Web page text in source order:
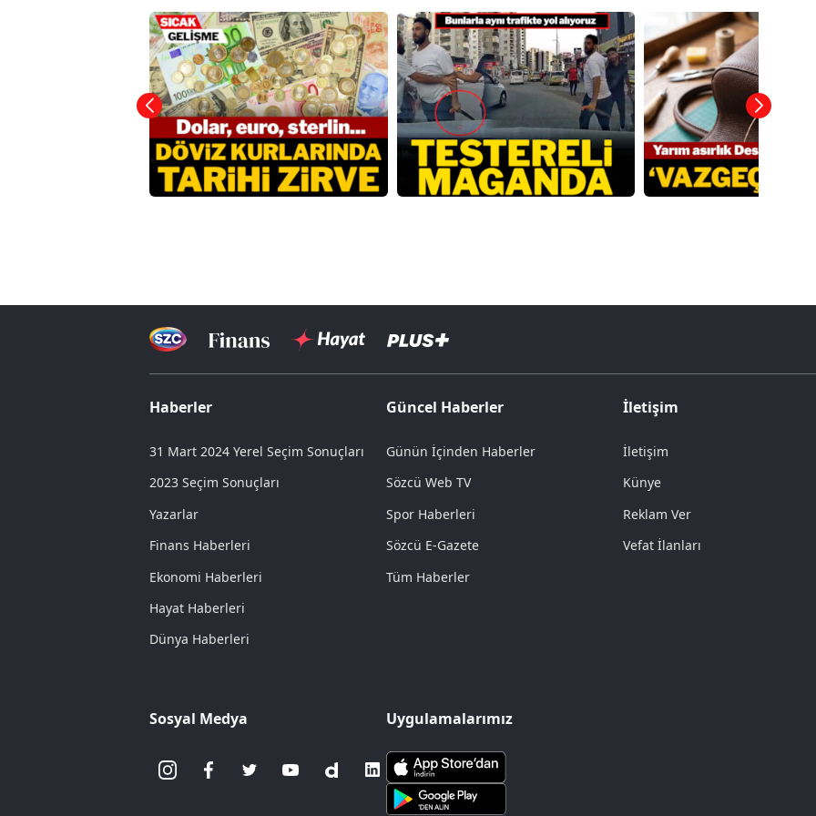
Haberler
31 Mart 2024 Yerel Seçim Sonuçları
2023 Seçim Sonuçları
Yazarlar
Finans Haberleri
Ekonomi Haberleri
Hayat Haberleri
Dünya Haberleri
Güncel Haberler
Günün İçinden Haberler
Sözcü Web TV
Spor Haberleri
Sözcü E-Gazete
Tüm Haberler
İletişim
İletişim
Künye
Reklam Ver
Vefat İlanları
Sosyal Medya Uygulamalarımız